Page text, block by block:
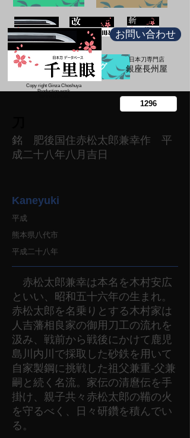
ブログ
お問い合わせ
日本刀専門店
​銀座長州屋
Copy right Ginza Choshuya
Production work
銘 肥後国住赤松太郎兼幸作 平
成二十八年八月吉日
Kaneyuki
平成
熊本県八代市
平成二十八年
赤松太郎兼幸は本名を木村安広
といい、昭和五十六年の生まれ。
赤松太郎を名乗りとする木村家は
人吉藩相良家の御用刀工の流れを
汲み、戦前から戦後にかけて鹿児
島川内川で採取した砂鉄を用いて
自家製鋼に挑戦した祖父兼重‐父兼
嗣と続く名流。家伝の清麿伝を手
掛け、親子共々赤松太郎の鞴の火
を守るべく、日々研鑽を積んでい
る。